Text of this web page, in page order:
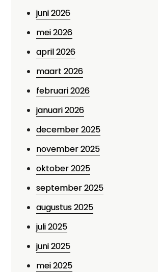
juni 2026
mei 2026
april 2026
maart 2026
februari 2026
januari 2026
december 2025
november 2025
oktober 2025
september 2025
augustus 2025
juli 2025
juni 2025
mei 2025